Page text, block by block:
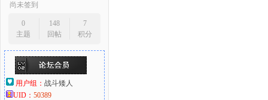
尚未签到
0
主题
148
回帖
7
积分
用户组： 战斗矮人
UID： 50389